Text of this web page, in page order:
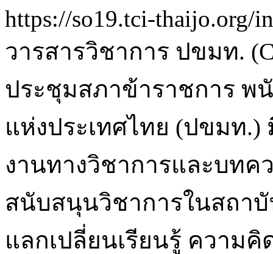
https://so19.tci-thaijo.org/
วารสารวิชาการ ปขมท.
ประชุมสภาข้าราชการ พ
แห่งประเทศไทย (ปขมท.)
งานทางวิชาการและบทค
สนับสนุนวิชาการในสถา
แลกเปลี่ยนเรียนรู้ ความ